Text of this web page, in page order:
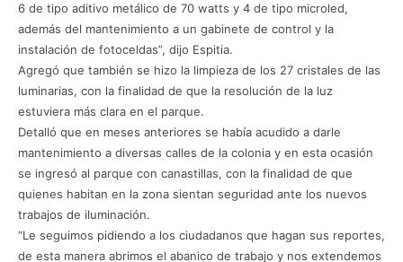
6 de tipo aditivo metálico de 70 watts y 4 de tipo microled,
además del mantenimiento a un gabinete de control y la
instalación de fotoceldas”, dijo Espitia.
Agregó que también se hizo la limpieza de los 27 cristales de las
luminarias, con la finalidad de que la resolución de la luz
estuviera más clara en el parque.
Detalló que en meses anteriores se había acudido a darle
mantenimiento a diversas calles de la colonia y en esta ocasión
se ingresó al parque con canastillas, con la finalidad de que
quienes habitan en la zona sientan seguridad ante los nuevos
trabajos de iluminación.
“Le seguimos pidiendo a los ciudadanos que hagan sus reportes,
de esta manera abrimos el abanico de trabajo y nos extendemos